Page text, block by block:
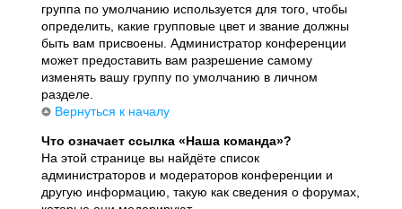
группа по умолчанию используется для того, чтобы
определить, какие групповые цвет и звание должны
быть вам присвоены. Администратор конференции
может предоставить вам разрешение самому
изменять вашу группу по умолчанию в личном
разделе.
Вернуться к началу
Что означает ссылка «Наша команда»?
На этой странице вы найдёте список
администраторов и модераторов конференции и
другую информацию, такую как сведения о форумах,